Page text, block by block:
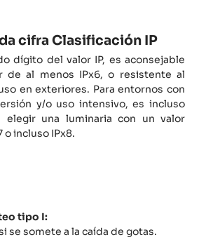
cifra Clasificación IP
dígito del valor IP, es aconsejable
de al menos IPx6, o resistente al
en exteriores. Para entornos con
y/o uso intensivo, es incluso
elegir una luminaria con un valor
o incluso IPx8.
tipo I:
se somete a la caída de gotas.